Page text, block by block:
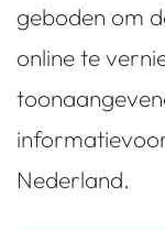
geboden om
online te
Nederland.